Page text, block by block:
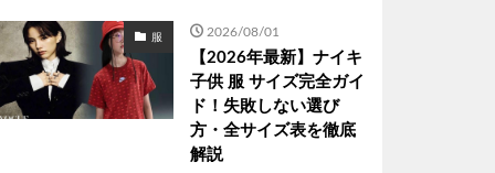
服 2026/08/01
【2026年最新】ナイキ
子供 服 サイズ完全ガイ
ド！失敗しない選び
方・全サイズ表を徹底
解説